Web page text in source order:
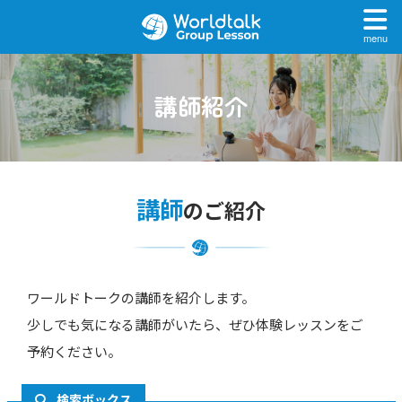
menu
講師紹介
講師のご紹介
ワールドトークの講師を紹介します。
少しでも気になる講師がいたら、ぜひ体験レッスンをご
予約ください。